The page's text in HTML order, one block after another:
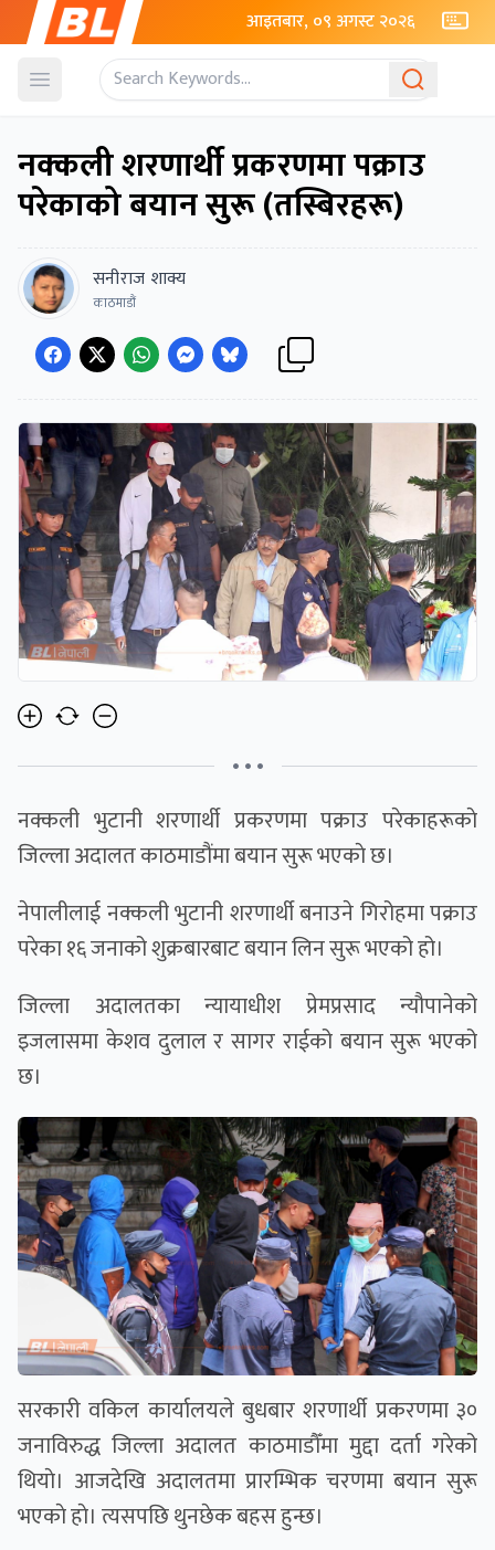
आइतबार, ०९ अगस्ट २०२६
Open menu
नक्कली शरणार्थी प्रकरणमा पक्राउ
परेकाको बयान सुरू (तस्बिरहरू)
सनीराज शाक्य
काठमाडौं
• • •
नक्कली भुटानी शरणार्थी प्रकरणमा पक्राउ परेकाहरूकाे
जिल्ला अदालत काठमाडौंमा बयान सुरू भएकाे छ।
नेपालीलाई नक्कली भुटानी शरणार्थी बनाउने गिरोहमा पक्राउ
परेका १६ जनाको शुक्रबारबाट बयान लिन सुरू भएको हो।
जिल्ला अदालतका न्यायाधीश प्रेमप्रसाद न्यौपानेको
इजलासमा केशव दुलाल र सागर राईको बयान सुरू भएको
छ।
सरकारी वकिल कार्यालयले बुधबार शरणार्थी प्रकरणमा ३०
जनाविरुद्ध जिल्ला अदालत काठमाडौँमा मुद्दा दर्ता गरेको
थियाे। आजदेखि अदालतमा प्रारम्भिक चरणमा बयान सुरू
भएकाे हाे। त्यसपछि थुनछेक बहस हुन्छ।